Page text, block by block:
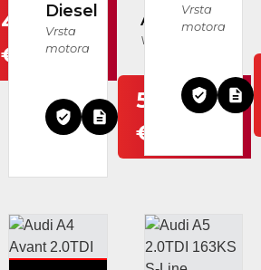
49.999
€
Diesel
Vrsta
motora
Automatski
Vrsta mjenjača
54.999
€
Vrsta
motora